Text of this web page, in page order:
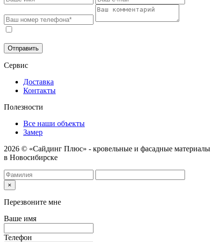
Отправить
Сервис
Доставка
Контакты
Полезности
Все наши объекты
Замер
2026 © «Сайдинг Плюс» - кровельные и фасадные материалы
в Новосибирске
×
Перезвоните мне
Ваше имя
Телефон